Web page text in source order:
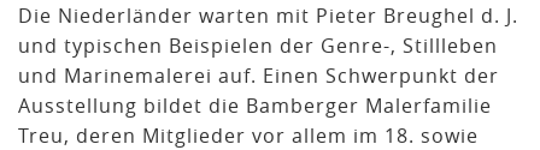
Die Niederländer warten mit Pieter Breughel d. J.
und typischen Beispielen der Genre-, Stillleben
und Marinemalerei auf. Einen Schwerpunkt der
Ausstellung bildet die Bamberger Malerfamilie
Treu, deren Mitglieder vor allem im 18. sowie